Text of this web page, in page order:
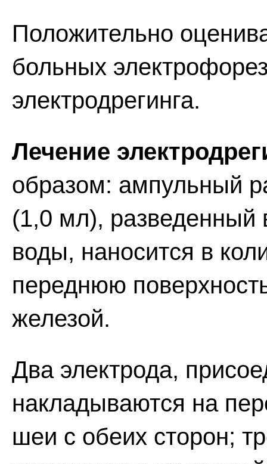
Положительно
больных
электродрегинга.
Лечение
образом: ампульный
(1,0 мл), разведенный
воды, наносится в
переднюю
железой.
Два электрода,
накладываются на
шеи с обеих сторон;